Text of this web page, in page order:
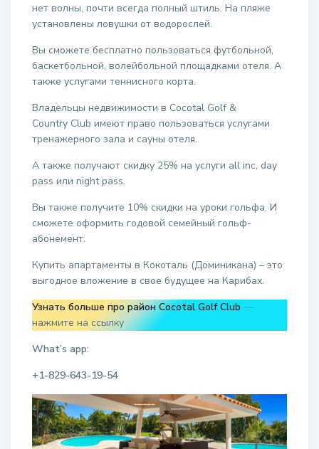
нет волны, почти всегда полный штиль. На пляже
установлены ловушки от водорослей.
Вы сможете бесплатно пользоваться футбольной,
баскетбольной, волейбольной площадками отеля. А
также услугами теннисного корта.
Владельцы недвижимости в Cocotal Golf &
Country Club имеют право пользоваться услугами
тренажерного зала и сауны отеля.
А также получают скидку 25% на услуги all inc, day
pass или night pass.
Вы также получите 10% скидки на уроки гольфа. И
сможете оформить годовой семейный гольф-
абонемент.
Купить апартаменты в Кокоталь (Доминикана) – это
выгодное вложение в свое будущее на Карибах.
Узнать больше про район Cocotal Golf Club —
нажмите на ссылку
What’s app:
+1-829-643-19-54